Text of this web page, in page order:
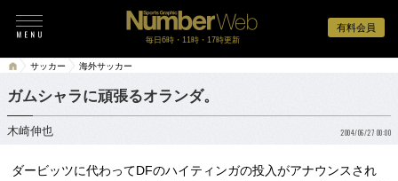
有料会員
毎日6時・11時・17時更新
サッカー 海外サッカー
ガムシャラに頑張るオランダ。
木崎伸也 2004/06/27 00:00
ダービッツに代わってDFのハイティンガの投入がアナウンスされ